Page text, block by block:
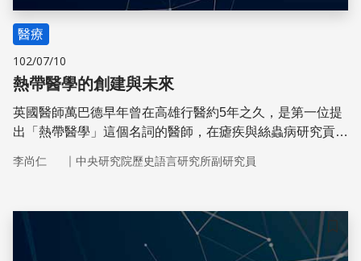
醫療
102/07/10
熱帶醫學的創建與未來
英國醫師萬巴德早年曾在高雄行醫約5年之久，是第一位提
出「熱帶醫學」這個名詞的醫師，在瘧疾與絲蟲病研究貢獻
李尚仁 ｜ 中央研究院歷史語言研究所副研究員
儲存